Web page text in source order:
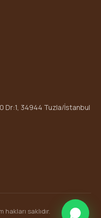
Dr:1, 34944 Tuzla/İstanbul
saklıdır.